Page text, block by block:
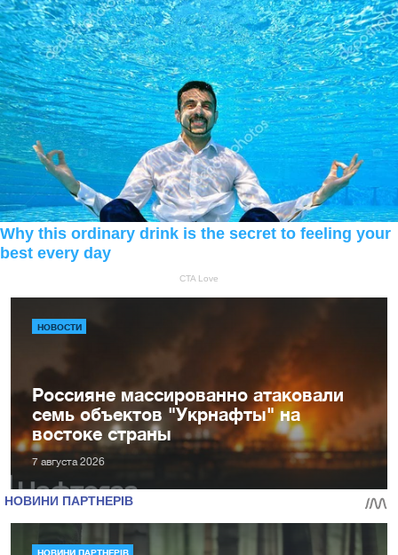
НОВОСТИ
Россияне массированно атаковали
семь объектов "Укрнафты" на
востоке страны
7 августа 2026